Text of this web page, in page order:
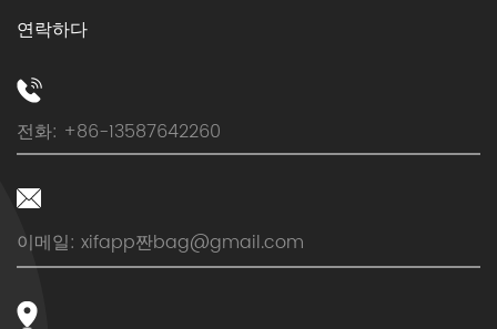
연락하다
전화: +86-13587642260
이메일: xifapp짠bag@gmail.com